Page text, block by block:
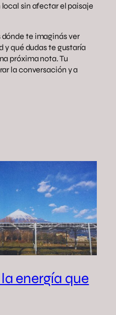
sin afectar el paisaje
te imaginás ver
y qué dudas te gustaría
próxima nota. Tu
la conversación y a
energía que